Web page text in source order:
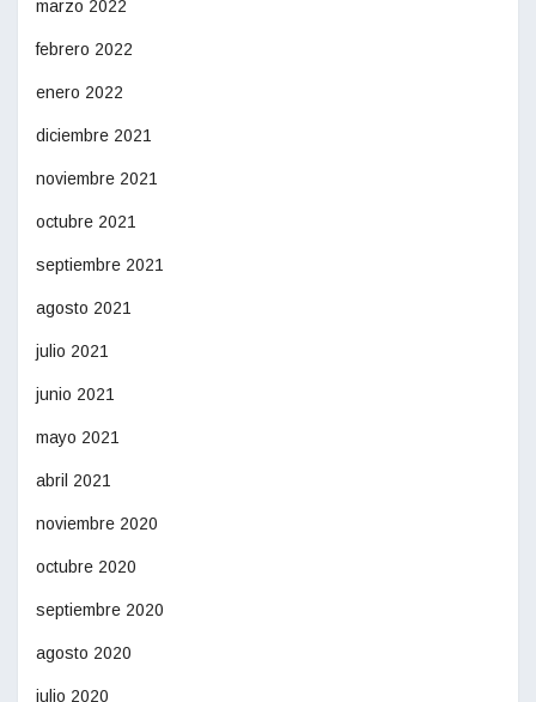
marzo 2022
febrero 2022
enero 2022
diciembre 2021
noviembre 2021
octubre 2021
septiembre 2021
agosto 2021
julio 2021
junio 2021
mayo 2021
abril 2021
noviembre 2020
octubre 2020
septiembre 2020
agosto 2020
julio 2020